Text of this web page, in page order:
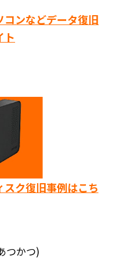
ンなどデータ復旧
ト
ク復旧事例はこち
かつ)